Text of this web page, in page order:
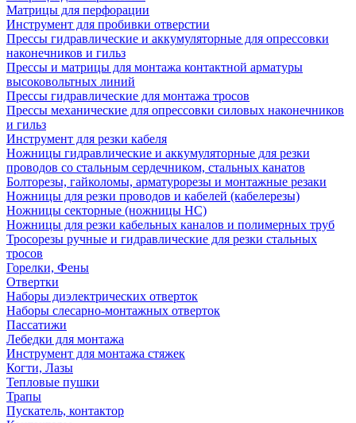
Матрицы для перфорации
Инструмент для пробивки отверстии
Прессы гидравлические и аккумуляторные для опрессовки
наконечников и гильз
Прессы и матрицы для монтажа контактной арматуры
высоковольтных линий
Прессы гидравлические для монтажа тросов
Прессы механические для опрессовки силовых наконечников
и гильз
Инструмент для резки кабеля
Ножницы гидравлические и аккумуляторные для резки
проводов со стальным сердечником, стальных канатов
Болторезы, гайколомы, арматурорезы и монтажные резаки
Ножницы для резки проводов и кабелей (кабелерезы)
Ножницы секторные (ножницы НС)
Ножницы для резки кабельных каналов и полимерных труб
Тросорезы ручные и гидравлические для резки стальных
тросов
Горелки, Фены
Отвертки
Наборы диэлектрических отверток
Наборы слесарно-монтажных отверток
Пассатижи
Лебедки для монтажа
Инструмент для монтажа стяжек
Когти, Лазы
Тепловые пушки
Трапы
Пускатель, контактор